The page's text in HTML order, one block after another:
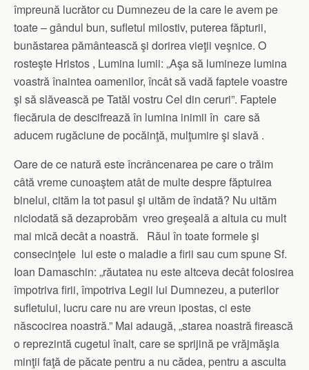
împreună lucrător cu Dumnezeu de la care le avem pe
toate – gândul bun, sufletul milostiv, puterea făpturii,
bunăstarea pământească şi dorirea vieţii veşnice. O
rosteşte Hristos , Lumina lumii: „Aşa să lumineze lumina
voastră înaintea oamenilor, încât să vadă faptele voastre
şi să slăvească pe Tatăl vostru Cel din ceruri”. Faptele
fiecăruia de descifrează în lumina inimii în care să
aducem rugăciune de pocăinţă, mulţumire şi slavă .
Oare de ce natură este încrâncenarea pe care o trăim
câtă vreme cunoaştem atât de multe despre făptuirea
binelui, cităm la tot pasul şi uităm de îndată? Nu uităm
niciodată să dezaprobăm vreo greşeală a altuia cu mult
mai mică decât a noastră. Răul în toate formele şi
consecinţele lui este o maladie a firii sau cum spune Sf.
Ioan Damaschin: „răutatea nu este altceva decât folosirea
împotriva firii, împotriva Legii lui Dumnezeu, a puterilor
sufletului, lucru care nu are vreun ipostas, ci este
născocirea noastră.” Mai adaugă, „starea noastră firească
o reprezintă cugetul înalt, care se sprijină pe vrăjmăşia
minţii faţă de păcate pentru a nu cădea, pentru a asculta